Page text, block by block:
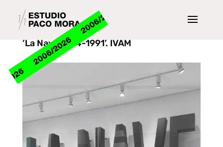
‘La Nave 1984-1991’. IVAM